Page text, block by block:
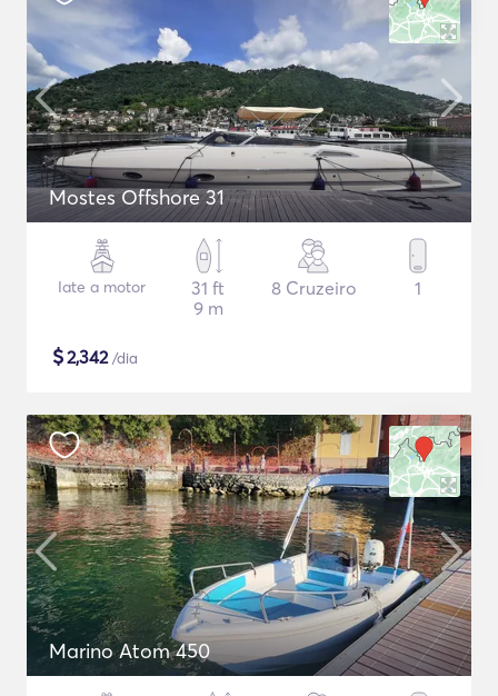
Mostes Offshore 31
Iate a motor
31 ft
9 m
8 Cruzeiro 1
$2,342/dia
Marino Atom 450